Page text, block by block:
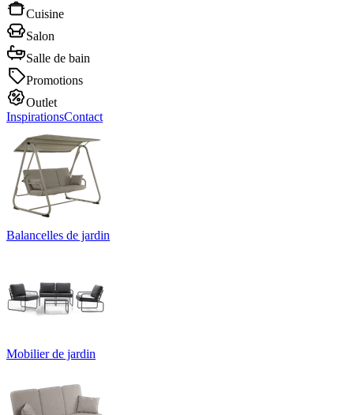
Cuisine
Salon
Salle de bain
Promotions
Outlet
InspirationsContact
Balancelles de jardin
Mobilier de jardin